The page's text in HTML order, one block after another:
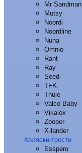
Mr Sandman
Mutsy
Noordi
Noordline
Nuna
Omnio
Rant
Ray
Seed
TFK
Thule
Valco Baby
Vikalex
Zooper
X-lander
Коляски-трости
Esspero